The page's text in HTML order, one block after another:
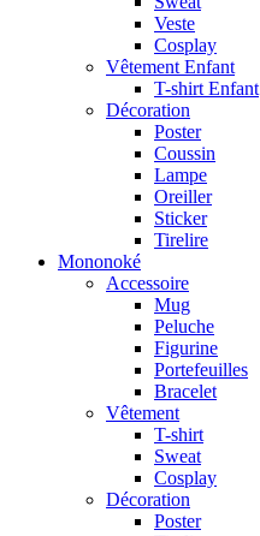
Veste
Cosplay
Vêtement Enfant
T-shirt Enfant
Décoration
Poster
Coussin
Lampe
Oreiller
Sticker
Tirelire
Mononoké
Accessoire
Mug
Peluche
Figurine
Portefeuilles
Bracelet
Vêtement
T-shirt
Sweat
Cosplay
Décoration
Poster